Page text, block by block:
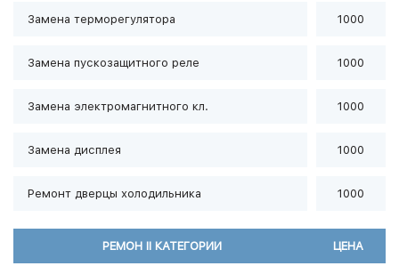
Замена терморегулятора 1000
Замена пускозащитного реле 1000
Замена электромагнитного кл. 1000
Замена дисплея 1000
Ремонт дверцы холодильника 1000
РЕМОН II КАТЕГОРИИ ЦЕНА